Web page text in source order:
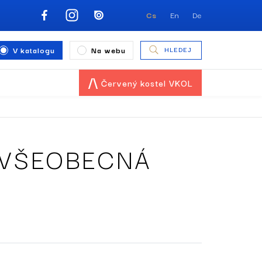
Cs En De
V katalogu Na webu HLEDEJ
Červený kostel VKOL